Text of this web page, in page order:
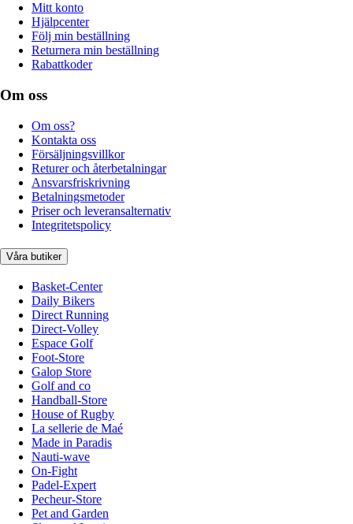
Mitt konto
Hjälpcenter
Följ min beställning
Returnera min beställning
Rabattkoder
Om oss
Om oss?
Kontakta oss
Försäljningsvillkor
Returer och återbetalningar
Ansvarsfriskrivning
Betalningsmetoder
Priser och leveransalternativ
Integritetspolicy
Våra butiker
Basket-Center
Daily Bikers
Direct Running
Direct-Volley
Espace Golf
Foot-Store
Galop Store
Golf and co
Handball-Store
House of Rugby
La sellerie de Maé
Made in Paradis
Nauti-wave
On-Fight
Padel-Expert
Pecheur-Store
Pet and Garden